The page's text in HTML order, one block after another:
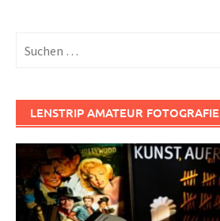
nach:
LENSTRIP AMATEUR FOTOGRAFIE